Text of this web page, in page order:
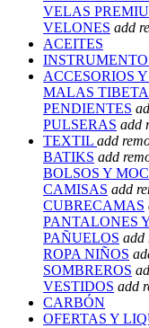
VELAS
VELONES add
ACEITES
ACCESORIOS
MALAS
PENDIENTES
PULSERAS add
TEXTIL add
BATIKS add
BOLSOS Y
CAMISAS add
CUBRECAMAS
PANTALONES
PAÑUELOS add
ROPA NIÑOS
SOMBREROS
VESTIDOS add
CARBÓN
OFERTAS Y